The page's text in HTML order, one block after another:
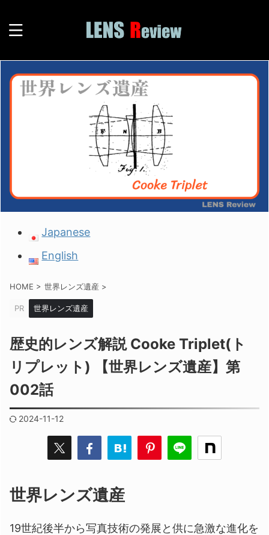
Japanese
English
HOME > 世界レンズ遺産 >
PR 世界レンズ遺産
歴史的レンズ解説 Cooke Triplet(ト
リプレット) 【世界レンズ遺産】第
002話
2024-11-12
世界レンズ遺産
19世紀後半から写真技術の発展と供に急激な進化を